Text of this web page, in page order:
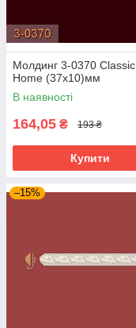
Молдинг 3-0370 Classic
Home (37x10)мм
В наявності
164,05 ₴ 193 ₴
Купити
–15%